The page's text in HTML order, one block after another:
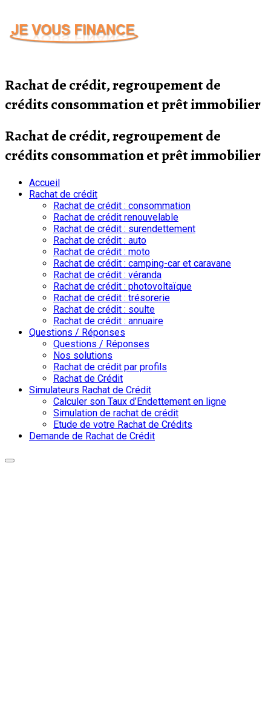
contenu
Rachat de crédit, regroupement de
crédits consommation et prêt immobilier
Rachat de crédit, regroupement de
crédits consommation et prêt immobilier
Accueil
Rachat de crédit
Rachat de crédit : consommation
Rachat de crédit renouvelable
Rachat de crédit : surendettement
Rachat de crédit : auto
Rachat de crédit : moto
Rachat de crédit : camping-car et caravane
Rachat de crédit : véranda
Rachat de crédit : photovoltaïque
Rachat de crédit : trésorerie
Rachat de crédit : soulte
Rachat de crédit : annuaire
Questions / Réponses
Questions / Réponses
Nos solutions
Rachat de crédit par profils
Rachat de Crédit
Simulateurs Rachat de Crédit
Calculer son Taux d’Endettement en ligne
Simulation de rachat de crédit
Etude de votre Rachat de Crédits
Demande de Rachat de Crédit